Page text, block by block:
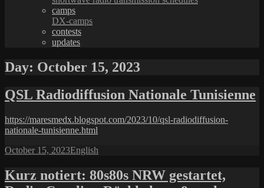
camps
DX-camps
contests
updates
Day: October 15, 2023
QSL Radiodiffusion Nationale Tunisienne
https://maresmedx.blogspot.com/2023/10/qsl-radiodiffusion-
nationale-tunisienne.html
Posted
October 15, 2023Categories
English
Kurz notiert: 80s80s NRW gestartet,